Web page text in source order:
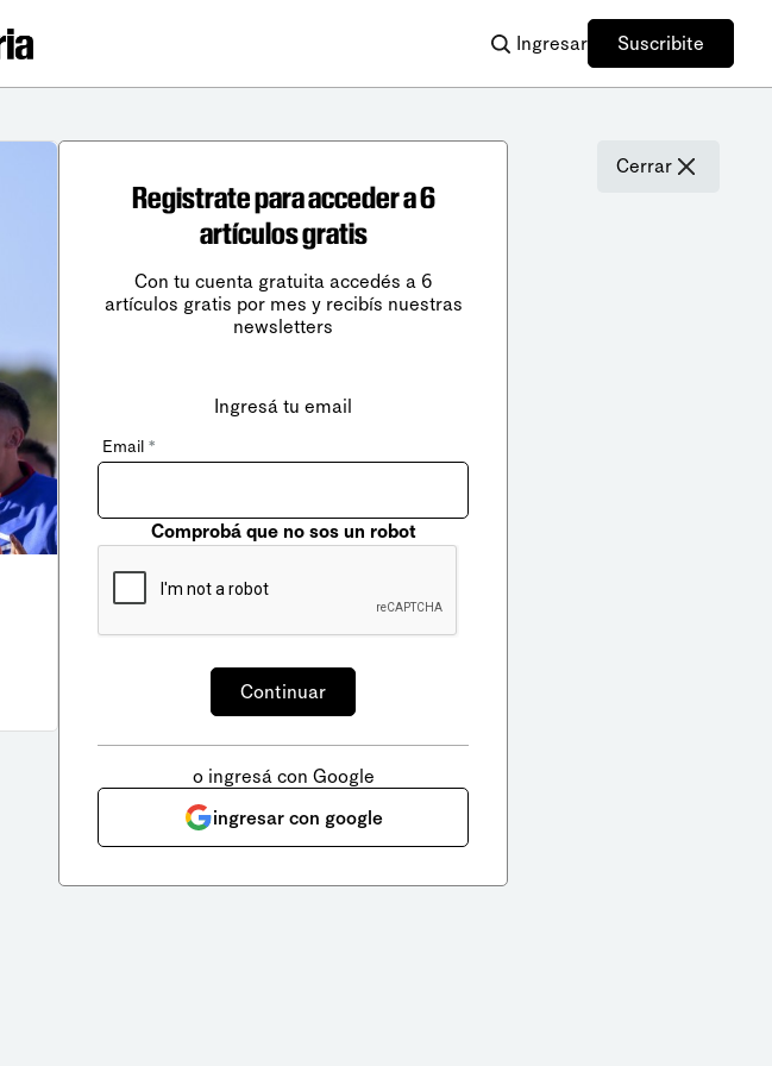
Ingresar Suscribite
Cerrar
Registrate para acceder a 6
artículos gratis
Con tu cuenta gratuita accedés a 6
artículos gratis por mes y recibís nuestras
newsletters
Ingresá tu email
Email *
Comprobá que no sos un robot
o ingresá con Google
ingresar con google